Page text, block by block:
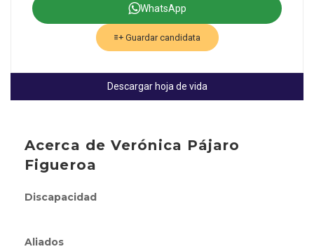
WhatsApp
Guardar candidata
Descargar hoja de vida
Acerca de Verónica Pájaro
Figueroa
Discapacidad
Aliados